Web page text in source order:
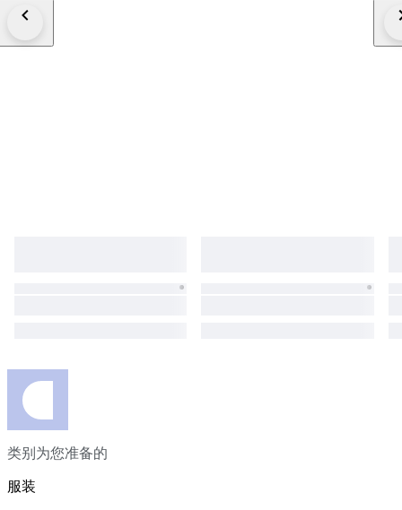
in unserem Designer Outlet Store in Berlin behalten wir uns vor!)
类别为您准备的
服装